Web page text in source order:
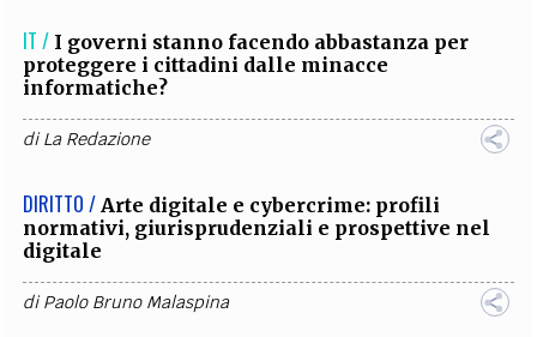
IT / I governi stanno facendo abbastanza per
proteggere i cittadini dalle minacce
informatiche?
diLa Redazione
DIRITTO / Arte digitale e cybercrime: profili
normativi, giurisprudenziali e prospettive nel
digitale
diPaolo Bruno Malaspina